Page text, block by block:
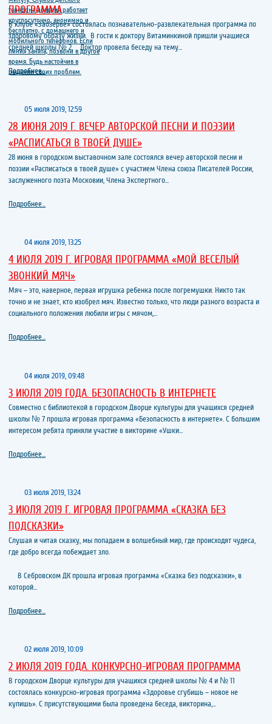
ПРОГРАММА
В клубе «Заозерье» состоялась познавательно-развлекательная программа по
здоровому образу жизни. В гости к доктору Витаминкиной пришли учащиеся
средней школы № 2. Доктор провела беседу на тему...
Подробнее...
05 июля 2019, 12:59
28 ИЮНЯ 2019 Г. ВЕЧЕР АВТОРСКОЙ ПЕСНИ И ПОЭЗИИ
«РАСПИСАТЬСЯ В ТВОЕЙ ДУШЕ»
28 июня в городском выставочном зале состоялся вечер авторской песни и
поэзии «Расписаться в твоей душе» с участием Члена союза Писателей России,
заслуженного поэта Московии, Члена Экспертного...
Подробнее...
04 июля 2019, 13:25
4 ИЮЛЯ 2019 Г. ИГРОВАЯ ПРОГРАММА «МОЙ ВЕСЕЛЫЙ
ЗВОНКИЙ МЯЧ»
Мяч – это, наверное, первая игрушка ребенка после погремушки. Никто так
точно и не знает, кто изобрел мяч. Известно только, что люди разного возраста и
социального положения любили игры с мячом,...
Подробнее...
04 июля 2019, 09:48
3 ИЮЛЯ 2019 ГОДА. БЕЗОПАСНОСТЬ В ИНТЕРНЕТЕ
Совместно с библиотекой в городском Дворце культуры для учащихся средней
школы № 7 прошла игровая программа «Безопасность в интернете». С большим
интересом ребята приняли участие в викторине «Ушки...
Подробнее...
03 июля 2019, 13:24
3 ИЮЛЯ 2019 Г. ИГРОВАЯ ПРОГРАММА «СКАЗКА БЕЗ
ПОДСКАЗКИ»
Слушая и читая сказку, мы попадаем в волшебный мир, где происходят чудеса,
где добро всегда побеждает зло.
В Себровском ДК прошла игровая программа «Сказка без подсказки», в
которой...
Подробнее...
02 июля 2019, 10:09
2 ИЮЛЯ 2019 ГОДА. КОНКУРСНО-ИГРОВАЯ ПРОГРАММА
В городском Дворце культуры для учащихся средней школы № 4 и № 11
состоялась конкурсно-игровая программа «Здоровье сгубишь – новое не
купишь». С присутствующими была проведена беседа, викторина,...